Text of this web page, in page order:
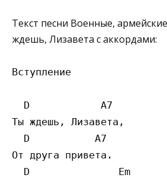
Текст песни Военные,
ждешь, Лизавета с аккордами:
Вступление
  D            A7
Ты ждешь, Лизавета,
  D           A7
От друга привета.
  D               Em